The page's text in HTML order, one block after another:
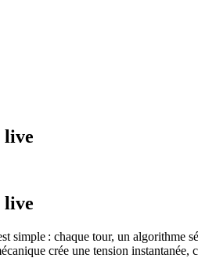
live
live
simple : chaque tour, un algorithme
crée une tension instantanée,